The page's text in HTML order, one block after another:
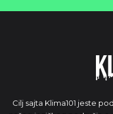
Cilj sajta Klima101 jeste